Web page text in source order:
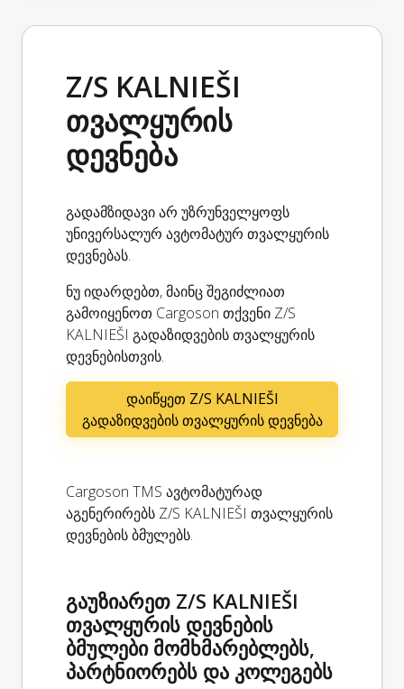
Z/S KALNIEŠI
თვალყურის
დევნება
გადამზიდავი არ უზრუნველყოფს
უნივერსალურ ავტომატურ თვალყურის
დევნებას.
ნუ იდარდებთ, მაინც შეგიძლიათ
გამოიყენოთ Cargoson თქვენი Z/S
KALNIEŠI გადაზიდვების თვალყურის
დევნებისთვის.
დაიწყეთ Z/S KALNIEŠI
გადაზიდვების თვალყურის დევნება
Cargoson TMS ავტომატურად
აგენერირებს Z/S KALNIEŠI თვალყურის
დევნების ბმულებს.
გაუზიარეთ Z/S KALNIEŠI
თვალყურის დევნების
ბმულები მომხმარებლებს,
პარტნიორებს და კოლეგებს